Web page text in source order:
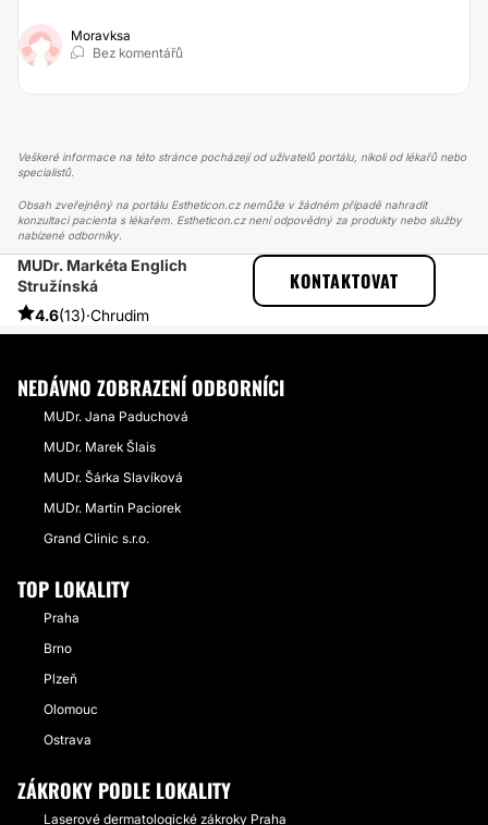
Moravksa
Bez komentářů
Veškeré informace na této stránce pocházejí od uživatelů portálu, nikoli od lékařů nebo
specialistů.
Obsah zveřejněný na portálu Estheticon.cz nemůže v žádném případě nahradit
konzultaci pacienta s lékařem. Estheticon.cz není odpovědný za produkty nebo služby
nabízené odborníky.
MUDr. Markéta Englich
Stružínská
4.6(13)·Chrudim
KONTAKTOVAT
ESTHETICON
PŘÍBĚHY
PŘÍBĚHY TÝKAJÍCÍ SE ZÁKROKU LASEROVÁ DERMATOLOGIE
LYMFODRENÁŽE RUČNÍ I PŘÍSTROJOVÁ
NEDÁVNO ZOBRAZENÍ ODBORNÍCI
MUDr. Jana Paduchová
MUDr. Marek Šlais
MUDr. Šárka Slavíková
MUDr. Martin Paciorek
Grand Clinic s.r.o.
TOP LOKALITY
Praha
Brno
Plzeň
Olomouc
Ostrava
ZÁKROKY PODLE LOKALITY
Laserové dermatologické zákroky Praha